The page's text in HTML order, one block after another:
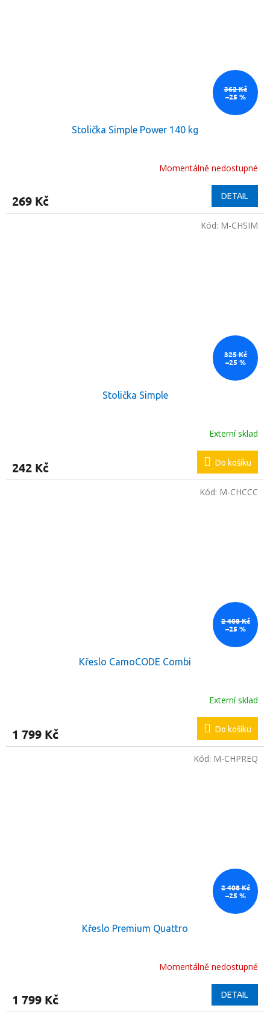
362 Kč
–25 %
Stolička Simple Power 140 kg
Momentálně nedostupné
269 Kč DETAIL
325 Kč
–25 %
Stolička Simple
Externí sklad
242 Kč Do košíku
Kód: M-CHSIM
2 408 Kč
–25 %
Křeslo CamoCODE Combi
Externí sklad
1 799 Kč Do košíku
Kód: M-CHCCC
2 408 Kč
–25 %
Křeslo Premium Quattro
Momentálně nedostupné
1 799 Kč DETAIL
Kód: M-CHPREQ